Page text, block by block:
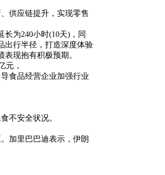
供应链提升，实现零售
为240小时(10天)，同
出行半径，打造深度体验
现抱有积极预期。
元，
食品经营企业加强行业
不安全状况。
加里巴巴迪表示，伊朗